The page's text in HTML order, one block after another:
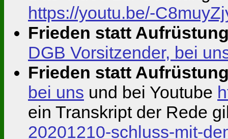
https://youtu.be/-
Frieden statt
DGB Vorsitzender, bei
Frieden statt
bei uns und bei Youtube
ein Transkript der Rede
20201210-schluss-mit-